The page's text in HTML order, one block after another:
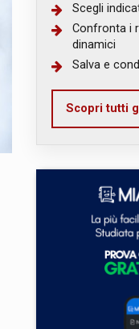
Scegli
Confronta i
dinamici
Salva e
Scopri tutti